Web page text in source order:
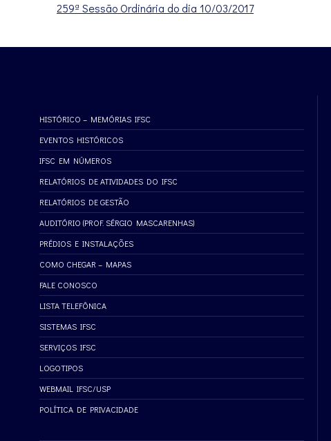
259ª Sessão Ordinária do dia 10/03/2017
HISTÓRICO – MEMÓRIAS IFSC
EVENTOS HISTÓRICOS
IFSC EM NÚMEROS
RELATÓRIOS DE ATIVIDADES DO IFSC
RELATÓRIOS DE GESTÃO
AUDITÓRIO (PROF. SÉRGIO MASCARENHAS)
PRÉDIOS E INSTALAÇÕES
COMO CHEGAR – MAPAS
FALE CONOSCO
LISTA TELEFÔNICA
SISTEMAS IFSC
SERVIÇOS IFSC
LOGOTIPOS
WEBMAIL IFSC/USP
POLÍTICA DE PRIVACIDADE